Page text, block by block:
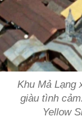
Khu Mả Lạng
giàu tình
Yellow